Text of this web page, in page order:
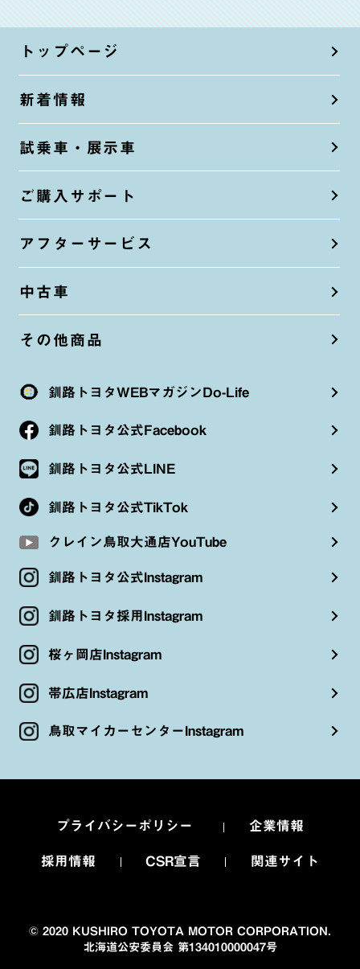
トップページ
新着情報
試乗車・展示車
ご購入サポート
アフターサービス
中古車
その他商品
釧路トヨタWEBマガジンDo-Life
釧路トヨタ公式Facebook
釧路トヨタ公式LINE
釧路トヨタ公式TikTok
クレイン鳥取大通店YouTube
釧路トヨタ公式Instagram
釧路トヨタ採用Instagram
桜ヶ岡店Instagram
帯広店Instagram
鳥取マイカーセンターInstagram
プライバシーポリシー 企業情報
採用情報 CSR宣言 関連サイト
© 2020 KUSHIRO TOYOTA MOTOR CORPORATION.
北海道公安委員会 第134010000047号